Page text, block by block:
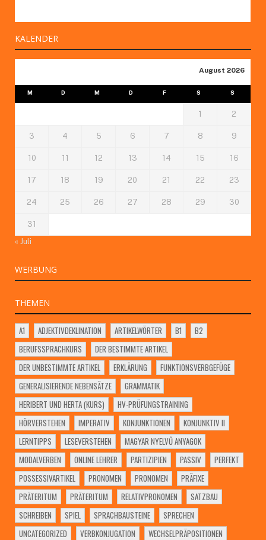
KALENDER
August 2026
M D M D F S S
1 2
3 4 5 6 7 8 9
10 11 12 13 14 15 16
17 18 19 20 21 22 23
24 25 26 27 28 29 30
31
« Juli
WERBUNG
THEMEN
A1 ADJEKTIVDEKLINATION ARTIKELWÖRTER B1
B2
BERUFSSPRACHKURS
DER BESTIMMTE ARTIKEL
DER UNBESTIMMTE ARTIKEL
ERKLÄRUNG
FUNKTIONSVERBGEFÜGE
GENERALISIERENDE NEBENSÄTZE
GRAMMATIK
HERIBERT UND HERTA (KURS)
HV-PRÜFUNGSTRAINING
HÖRVERSTEHEN
IMPERATIV KONJUNKTIONEN
KONJUNKTIV II
LERNTIPPS
LESEVERSTEHEN
MAGYAR NYELVŰ ANYAGOK
MODALVERBEN
ONLINE LEHRER PARTIZIPIEN PASSIV
PERFEKT
POSSESSIVARTIKEL
PRONOMEN PRONOMEN
PRÄFIXE
PRÄTERITUM
PRÄTERITUM RELATIVPRONOMEN
SATZBAU
SCHREIBEN
SPIEL SPRACHBAUSTEINE
SPRECHEN
UNCATEGORIZED
VERBKONJUGATION
WECHSELPRÄPOSITIONEN